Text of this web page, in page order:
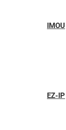
IMOU
EZ-IP